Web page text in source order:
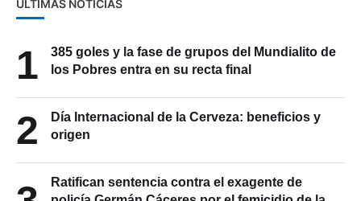
ÚLTIMAS NOTICIAS
1
385 goles y la fase de grupos del Mundialito de
los Pobres entra en su recta final
2
Día Internacional de la Cerveza: beneficios y
origen
Ratifican sentencia contra el exagente de